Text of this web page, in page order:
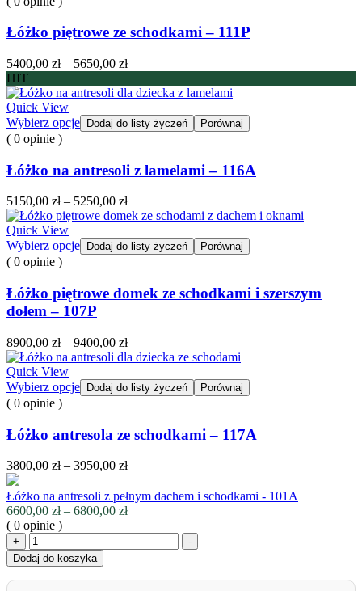
Łóżko piętrowe ze schodkami – 111P
5400,00 zł – 5650,00 złZakres
od
do
5650,00 zł
HIT
Quick View
Wybierz opcje
Dodaj do listy życzeń Porównaj
( 0 opinie )
Łóżko na antresoli z lamelami – 116A
5150,00 zł – 5250,00 złZakres
cen:
5150,00 zł
do
Quick View
Wybierz opcje
Dodaj do listy życzeń Porównaj
( 0 opinie )
Łóżko piętrowe domek ze schodkami i szerszym
dołem – 107P
8900,00 zł – 9400,00 złZakres
cen:
8900,00 zł
do
Quick View
Wybierz opcje
Dodaj do listy życzeń Porównaj
( 0 opinie )
Łóżko antresola ze schodkami – 117A
3800,00 zł – 3950,00 złZakres
od
3800,00 zł
3950,00 zł
Łóżko na antresoli z pełnym dachem i schodkami - 101A
6600,00 zł – 6800,00 złZakres
6600,00 zł
6800,00 zł
( 0 opinie )
+
ilość
Łóżko
na
antresoli
-
Dodaj do koszyka